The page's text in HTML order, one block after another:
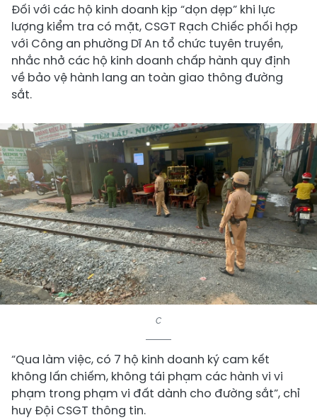
Đối với các hộ kinh doanh kịp “dọn dẹp” khi lực
lượng kiểm tra có mặt, CSGT Rạch Chiếc phối hợp
với Công an phường Dĩ An tổ chức tuyên truyền,
nhắc nhở các hộ kinh doanh chấp hành quy định
về bảo vệ hành lang an toàn giao thông đường
sắt.
c
“Qua làm việc, có 7 hộ kinh doanh ký cam kết
không lấn chiếm, không tái phạm các hành vi vi
phạm trong phạm vi đất dành cho đường sắt”, chỉ
huy Đội CSGT thông tin.